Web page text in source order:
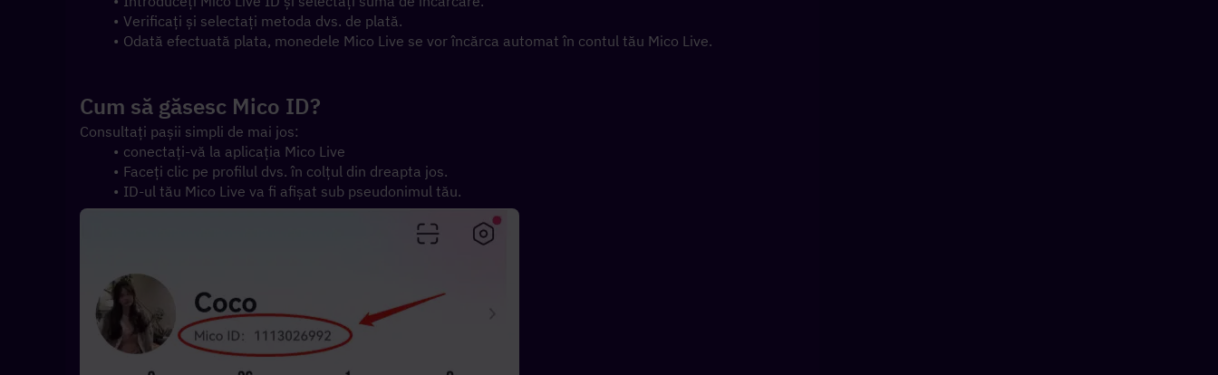
Verificați și selectați metoda dvs. de plată.
Odată efectuată plata, monedele Mico Live se vor încărca automat în contul tău Mico Live.
Cum să găsesc Mico ID?
Consultați pașii simpli de mai jos:
conectați-vă la aplicația Mico Live
Faceți clic pe profilul dvs. în colțul din dreapta jos.
ID-ul tău Mico Live va fi afișat sub pseudonimul tău.